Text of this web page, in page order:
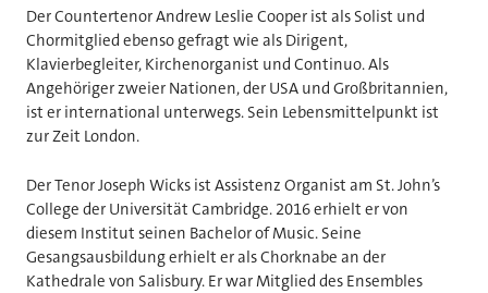
Der Countertenor Andrew Leslie Cooper ist als Solist und
Chormitglied ebenso gefragt wie als Dirigent,
Klavierbegleiter, Kirchenorganist und Continuo. Als
Angehöriger zweier Nationen, der USA und Großbritannien,
ist er international unterwegs. Sein Lebensmittelpunkt ist
zur Zeit London.
Der Tenor Joseph Wicks ist Assistenz Organist am St. John’s
College der Universität Cambridge. 2016 erhielt er von
diesem Institut seinen Bachelor of Music. Seine
Gesangsausbildung erhielt er als Chorknabe an der
Kathedrale von Salisbury. Er war Mitglied des Ensembles